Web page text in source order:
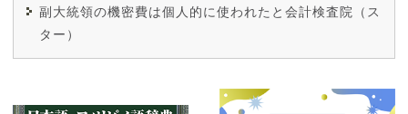
副大統領の機密費は個人的に使われたと会計検査院（ス
ター）